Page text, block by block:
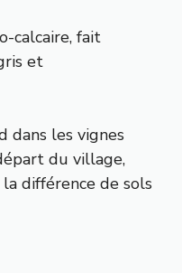
calcaire, fait
et
dans les vignes
du village,
différence de sols